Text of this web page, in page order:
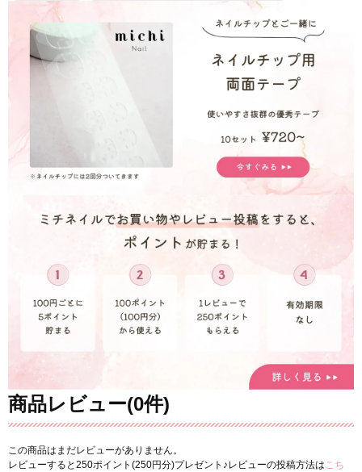
商品レビュー(0件)
この商品はまだレビューがありません。
レビューすると250ポイント(250円分)プレゼント♪レビューの投稿方法は こち